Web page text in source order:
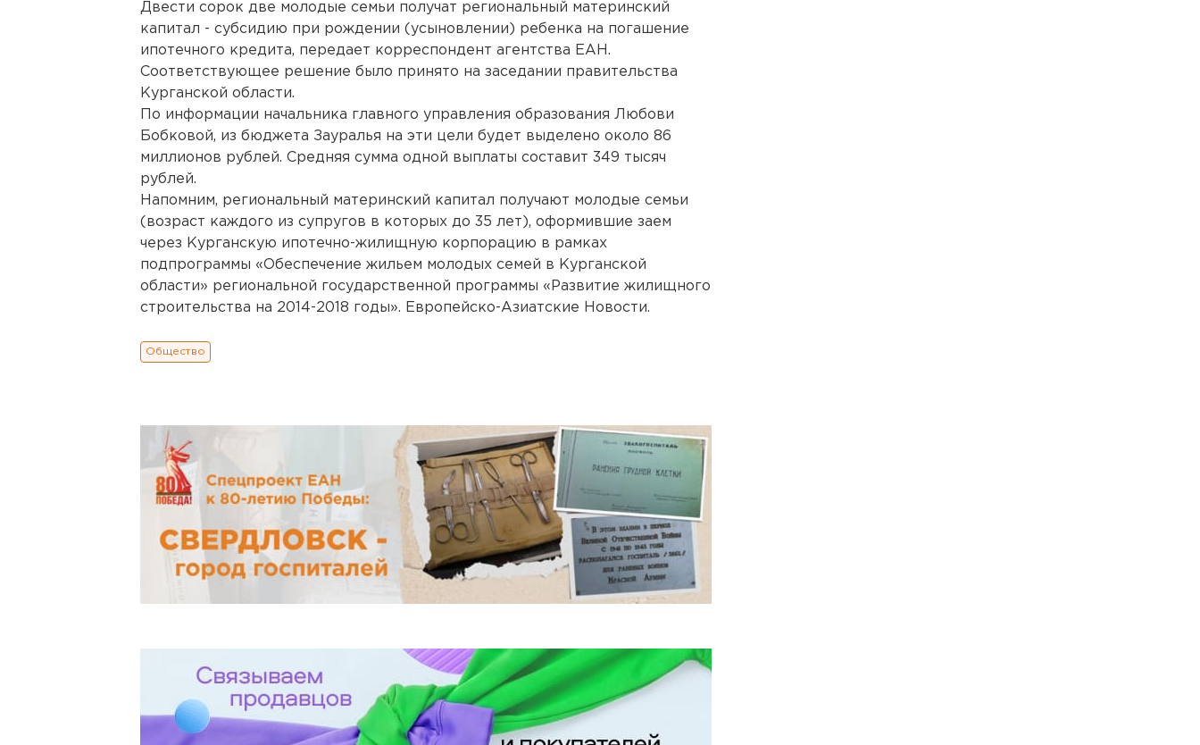
Двести сорок две молодые семьи получат региональный материнский
капитал - субсидию при рождении (усыновлении) ребенка на погашение
ипотечного кредита, передает корреспондент агентства ЕАН.
Соответствующее решение было принято на заседании правительства
Курганской области.
По информации начальника главного управления образования Любови
Бобковой, из бюджета Зауралья на эти цели будет выделено около 86
миллионов рублей. Средняя сумма одной выплаты составит 349 тысяч
рублей.
Напомним, региональный материнский капитал получают молодые семьи
(возраст каждого из супругов в которых до 35 лет), оформившие заем
через Курганскую ипотечно-жилищную корпорацию в рамках
подпрограммы «Обеспечение жильем молодых семей в Курганской
области» региональной государственной программы «Развитие жилищного
строительства на 2014-2018 годы». Европейско-Азиатские Новости.
Общество